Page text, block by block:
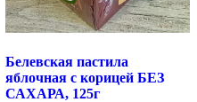
Белевская пастила
яблочная с корицей БЕЗ
САХАРА, 125г